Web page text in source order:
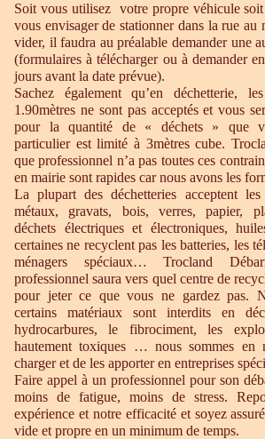
Soit vous utilisez votre propre véhicule
vous envisager de stationner dans la rue au
vider, il faudra au préalable demander une
(formulaires à télécharger ou à demander
jours avant la date prévue).
Sachez également qu’en déchetterie,
1.90mètres ne sont pas acceptés et vous
pour la quantité de « déchets » que
particulier est limité à 3mètres cube.
que professionnel n’a pas toutes ces
en mairie sont rapides car nous avons les
La plupart des déchetteries acceptent
métaux, gravats, bois, verres, papier,
déchets électriques et électroniques,
certaines ne recyclent pas les batteries, les
ménagers spéciaux… Trocland
professionnel saura vers quel centre de
pour jeter ce que vous ne gardez pas.
certains matériaux sont interdits en
hydrocarbures, le fibrociment, les
hautement toxiques … nous sommes en
charger et de les apporter en entreprises
Faire appel à un professionnel pour son
moins de fatigue, moins de stress.
expérience et notre efficacité et soyez
vide et propre en un minimum de temps.